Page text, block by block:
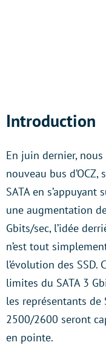
Introduction
En juin dernier,
nouveau bus
SATA en s’appuyant
une augmentation
Gbits/sec, l’idée
n’est tout
l’évolution des SSD.
limites du SATA 3
les représentants de
2500/2600 seront
en pointe.